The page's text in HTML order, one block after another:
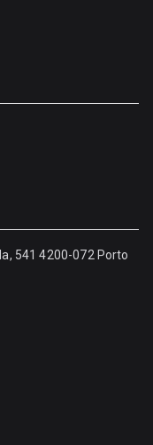
541 4200-072 Porto